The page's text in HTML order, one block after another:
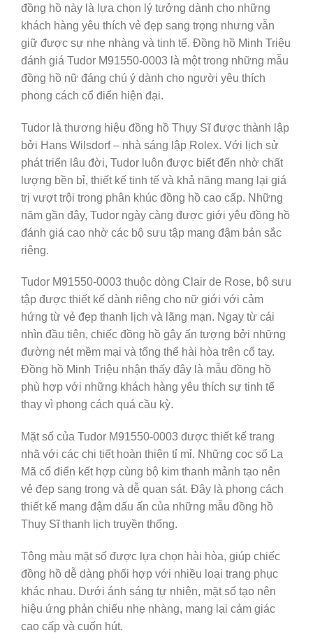
đồng hồ này là lựa chọn lý tưởng dành cho những
khách hàng yêu thích vẻ đẹp sang trọng nhưng vẫn
giữ được sự nhẹ nhàng và tinh tế. Đồng hồ Minh Triệu
đánh giá Tudor M91550-0003 là một trong những mẫu
đồng hồ nữ đáng chú ý dành cho người yêu thích
phong cách cổ điển hiện đại.
Tudor là thương hiệu đồng hồ Thụy Sĩ được thành lập
bởi Hans Wilsdorf – nhà sáng lập Rolex. Với lịch sử
phát triển lâu đời, Tudor luôn được biết đến nhờ chất
lượng bền bỉ, thiết kế tinh tế và khả năng mang lại giá
trị vượt trội trong phân khúc đồng hồ cao cấp. Những
năm gần đây, Tudor ngày càng được giới yêu đồng hồ
đánh giá cao nhờ các bộ sưu tập mang đậm bản sắc
riêng.
Tudor M91550-0003 thuộc dòng Clair de Rose, bộ sưu
tập được thiết kế dành riêng cho nữ giới với cảm
hứng từ vẻ đẹp thanh lịch và lãng mạn. Ngay từ cái
nhìn đầu tiên, chiếc đồng hồ gây ấn tượng bởi những
đường nét mềm mại và tổng thể hài hòa trên cổ tay.
Đồng hồ Minh Triệu nhận thấy đây là mẫu đồng hồ
phù hợp với những khách hàng yêu thích sự tinh tế
thay vì phong cách quá cầu kỳ.
Mặt số của Tudor M91550-0003 được thiết kế trang
nhã với các chi tiết hoàn thiện tỉ mỉ. Những cọc số La
Mã cổ điển kết hợp cùng bộ kim thanh mảnh tạo nên
vẻ đẹp sang trọng và dễ quan sát. Đây là phong cách
thiết kế mang đậm dấu ấn của những mẫu đồng hồ
Thụy Sĩ thanh lịch truyền thống.
Tông màu mặt số được lựa chọn hài hòa, giúp chiếc
đồng hồ dễ dàng phối hợp với nhiều loại trang phục
khác nhau. Dưới ánh sáng tự nhiên, mặt số tạo nên
hiệu ứng phản chiếu nhẹ nhàng, mang lại cảm giác
cao cấp và cuốn hút.